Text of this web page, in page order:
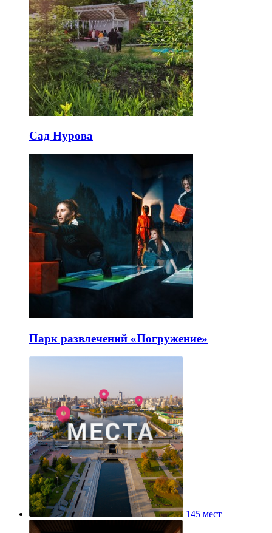
Сад Нурова
Парк развлечений «Погружение»
145 мест